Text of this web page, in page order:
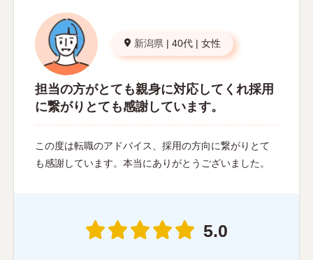
新潟県 | 40代 | 女性
担当の方がとても親身に対応してくれ採用
に繋がりとても感謝しています。
この度は転職のアドバイス、採用の方向に繋がりとて
も感謝しています。本当にありがとうございました。
5.0